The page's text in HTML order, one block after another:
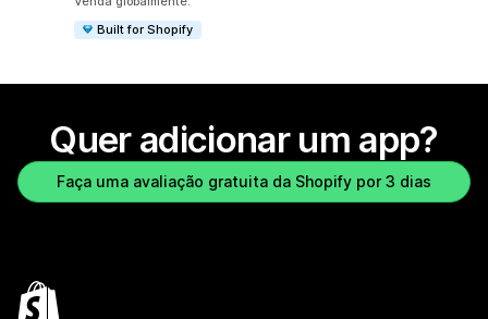
Built for Shopify
Quer adicionar um app?
Faça uma avaliação gratuita da Shopify por 3 dias